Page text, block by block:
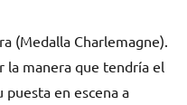
(Medalla Charlemagne).
la manera que tendría el
en escena a